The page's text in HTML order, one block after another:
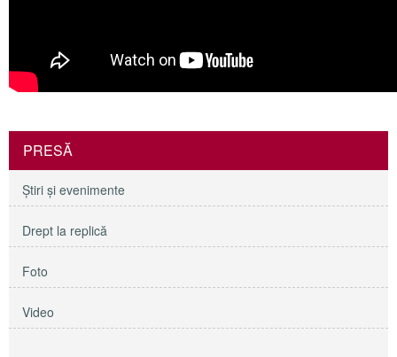
PRESĂ
Ştiri şi evenimente
Drept la replică
Foto
Video